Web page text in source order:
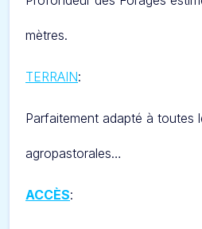
mètres.
TERRAIN:
Parfaitement adapté à toutes
agropastorales…
ACCÈS: